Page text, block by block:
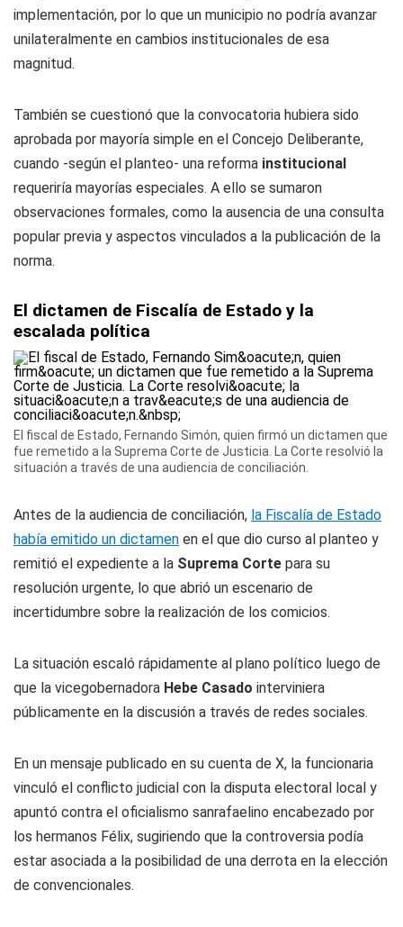
implementación, por lo que un municipio no podría avanzar
unilateralmente en cambios institucionales de esa
magnitud.
También se cuestionó que la convocatoria hubiera sido
aprobada por mayoría simple en el Concejo Deliberante,
cuando -según el planteo- una reforma institucional
requeriría mayorías especiales. A ello se sumaron
observaciones formales, como la ausencia de una consulta
popular previa y aspectos vinculados a la publicación de la
norma.
El dictamen de Fiscalía de Estado y la
escalada política
El fiscal de Estado, Fernando Simón, quien firmó un dictamen que
fue remetido a la Suprema Corte de Justicia. La Corte resolvió la
situación a través de una audiencia de conciliación.
Antes de la audiencia de conciliación, la Fiscalía de Estado
había emitido un dictamen en el que dio curso al planteo y
remitió el expediente a la Suprema Corte para su
resolución urgente, lo que abrió un escenario de
incertidumbre sobre la realización de los comicios.
La situación escaló rápidamente al plano político luego de
que la vicegobernadora Hebe Casado interviniera
públicamente en la discusión a través de redes sociales.
En un mensaje publicado en su cuenta de X, la funcionaria
vinculó el conflicto judicial con la disputa electoral local y
apuntó contra el oficialismo sanrafaelino encabezado por
los hermanos Félix, sugiriendo que la controversia podía
estar asociada a la posibilidad de una derrota en la elección
de convencionales.